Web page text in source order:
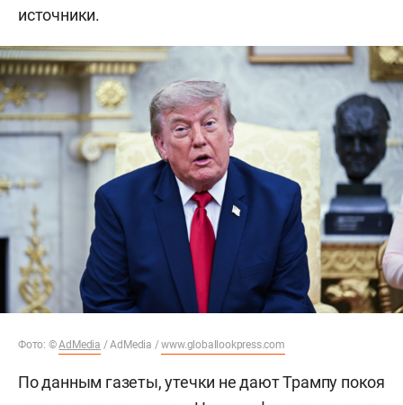
источники.
Фото: ©AdMedia / AdMedia /www.globallookpress.com
По данным газеты, утечки не дают Трампу покоя